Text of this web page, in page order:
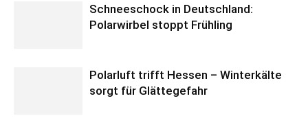
Schneeschock in Deutschland:
Polarwirbel stoppt Frühling
Polarluft trifft Hessen – Winterkälte
sorgt für Glättegefahr